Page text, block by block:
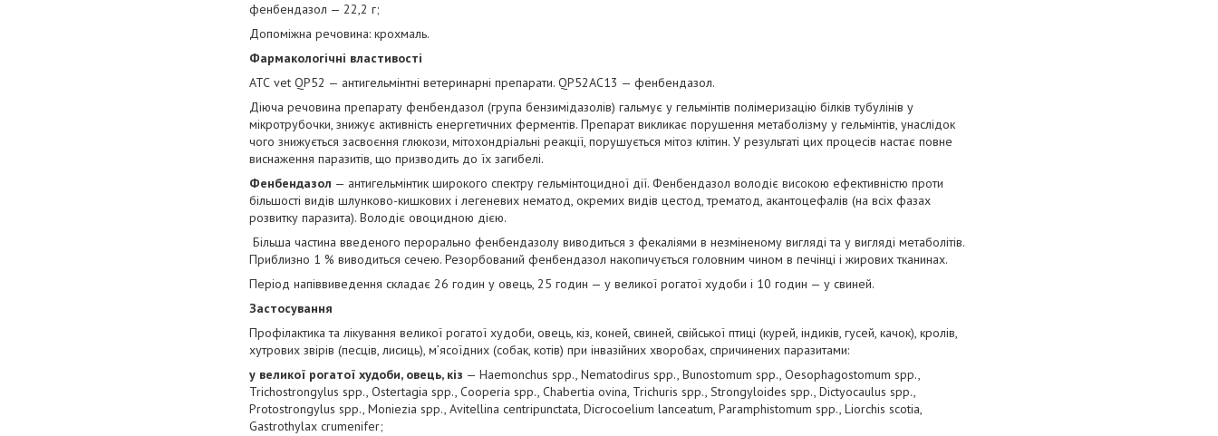
фенбендазол — 22,2 г;
Допоміжна речовина: крохмаль.
Фармакологічні властивості
АТС vet QP52 — антигельмінтні ветеринарні препарати. QP52AC13 — фенбендазол.
Діюча речовина препарату фенбендазол (група бензимідазолів) гальмує у гельмінтів полімеризацію білків тубулінів у
мікротрубочки, знижує активність енергетичних ферментів. Препарат викликає порушення метаболізму у гельмінтів, унаслідок
чого знижується засвоєння глюкози, мітохондріальні реакції, порушується мітоз клітин. У результаті цих процесів настає повне
виснаження паразитів, що призводить до їх загибелі.
Фенбендазол — антигельмінтик широкого спектру гельмінтоцидної дії. Фенбендазол володіє високою ефективністю проти
більшості видів шлунково-кишкових і легеневих нематод, окремих видів цестод, трематод, акантоцефалів (на всіх фазах
розвитку паразита). Володіє овоцидною дією.
Більша частина введеного перорально фенбендазолу виводиться з фекаліями в незміненому вигляді та у вигляді метаболітів.
Приблизно 1 % виводиться сечею. Резорбований фенбендазол накопичується головним чином в печінці і жирових тканинах.
Період напіввиведення складає 26 годин у овець, 25 годин — у великої рогатої худоби і 10 годин — у свиней.
Застосування
Профілактика та лікування великої рогатої худоби, овець, кіз, коней, свиней, свійської птиці (курей, індиків, гусей, качок), кролів,
хутрових звірів (песців, лисиць), м’ясоїдних (собак, котів) при інвазійних хворобах, спричинених паразитами:
у великої рогатої худоби, овець, кіз — Haemonchus spp., Nematodirus spp., Bunostomum spp., Oesophagostomum spp.,
Trichostrongylus spp., Ostertagia spp., Cooperia spp., Сhabertia ovina, Trichuris spp., Strongyloides spp., Dictyocaulus spp.,
Protostrongylus spp., Moniezia spp., Avitellina centripunctata, Dicrocoelium lanceatum, Paramphistomum spp., Liorchis scotia,
Gastrothylax crumenifer;